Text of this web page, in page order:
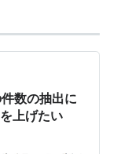
ースはリレー
ラビリティを確
プリケーション
げになることか
スと同等の機能
が提供され
数の抽出に
上げたい